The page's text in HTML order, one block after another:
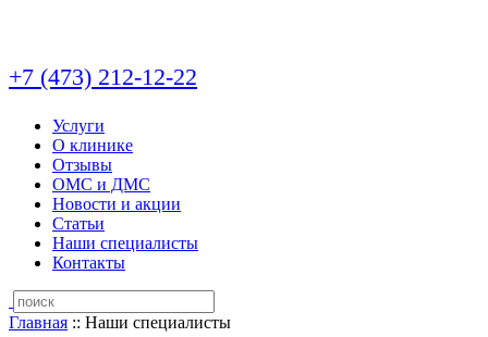
+7 (473) 212-12-22
Услуги
О клинике
Отзывы
ОМС и ДМС
Новости и акции
Статьи
Наши специалисты
Контакты
Главная :: Наши специалисты